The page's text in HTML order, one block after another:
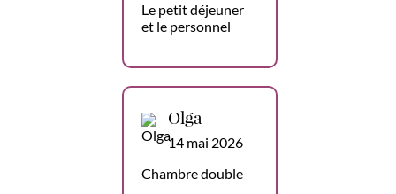
Le petit déjeuner
et le personnel
Olga
14 mai 2026
Chambre double